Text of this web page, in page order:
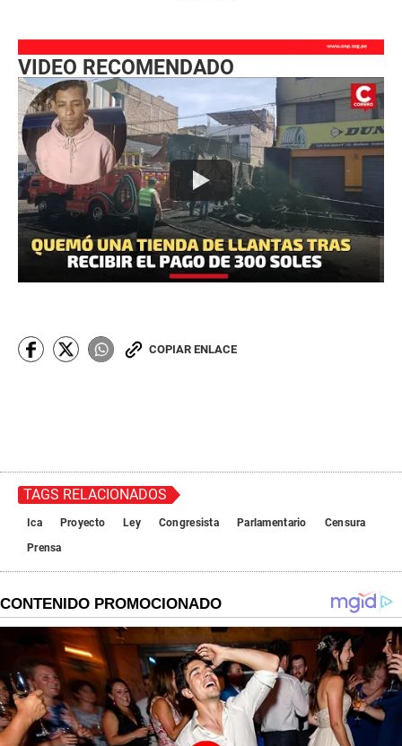
VIDEO RECOMENDADO
COPIAR ENLACE
TAGS RELACIONADOS
Ica Proyecto Ley Congresista Parlamentario
Censura
Prensa